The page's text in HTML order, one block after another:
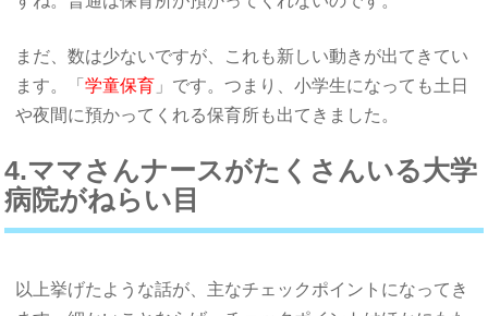
まだ、数は少ないですが、これも新しい動きが出てきてい
ます。「学童保育 」です。つまり、小学生になっても土日
や夜間に預かってくれる保育所も出てきました。
4.ママさんナースがたくさんいる大学
病院がねらい目
以上挙げたような話が、主なチェックポイントになってき